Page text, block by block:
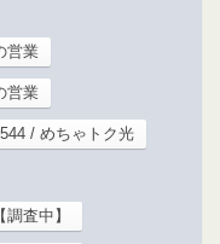
営業
営業
/ めちゃトク光
査中】